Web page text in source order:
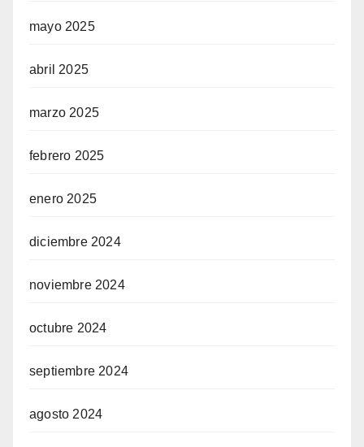
mayo 2025
abril 2025
marzo 2025
febrero 2025
enero 2025
diciembre 2024
noviembre 2024
octubre 2024
septiembre 2024
agosto 2024